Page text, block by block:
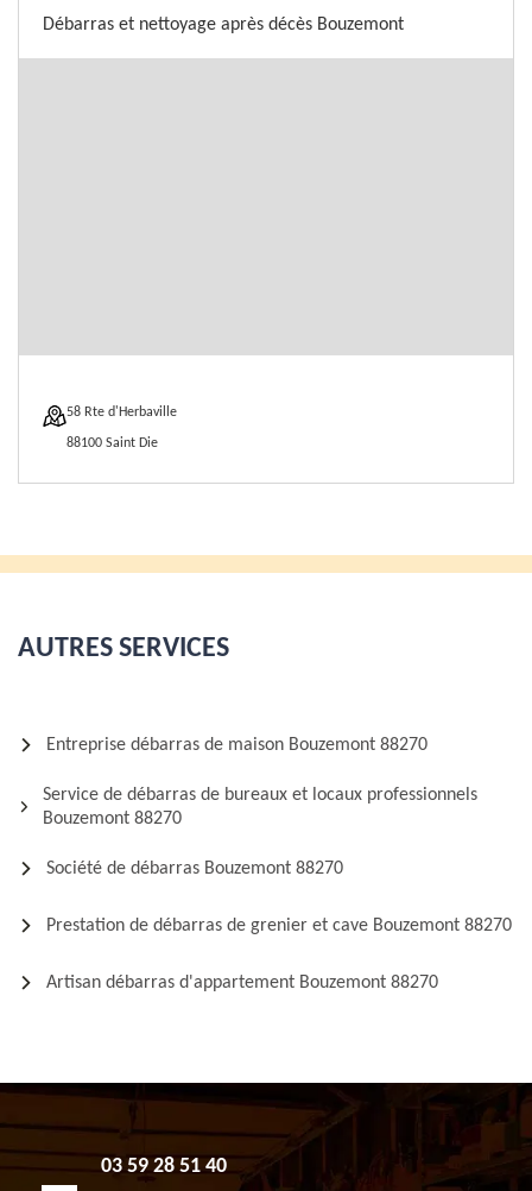
Débarras et nettoyage après décès Bouzemont
58 Rte d'Herbaville
88100 Saint Die
AUTRES SERVICES
Entreprise débarras de maison Bouzemont 88270
Service de débarras de bureaux et locaux professionnels
Bouzemont 88270
Société de débarras Bouzemont 88270
Prestation de débarras de grenier et cave Bouzemont 88270
Artisan débarras d'appartement Bouzemont 88270
03 59 28 51 40